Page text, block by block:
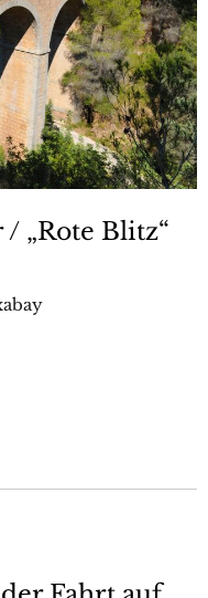
„Rote Blitz“